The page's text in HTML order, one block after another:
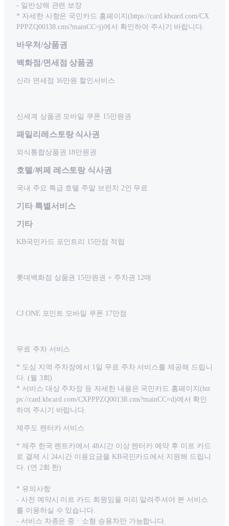
- 일반상해 관련 보장
* 자세한 사항은 국민카드 홈페이지(https://card.kbcard.com/CX
PPPZQ00138.cms?mainCC=j)에서 확인하여 주시기 바랍니다.
바우처/상품권
백화점/면세점 상품권
신라 면세점 16만원 할인서비스
신세계 상품권 모바일 쿠폰 15만원권
패밀리레스토랑 식사권
외식통합상품권 18만원권
호텔/뷔페 레스토랑 식사권
국내 주요 특급 호텔 주말 브런치 2인 무료
기타 특별서비스
기타
KB국민카드 포인트리 15만점 적립
롯데백화점 상품권 15만원권 + 주차권 12매
CJ ONE 포인트 모바일 쿠폰 17만점
무료 주차 서비스
* 도심 지역 주차장에서 1일 무료 주차 서비스를 제공해 드립니
다. (월 3회)
* 서비스 대상 주차장 등 자세한 내용은 국민카드 홈페이지(htt
ps://card.kbcard.com/CXPPPZQ00138.cms?mainCC=d)에서 확인
하여 주시기 바랍니다.
제주도 렌터카 서비스
* 제주 한국 렌트카에서 48시간 이상 렌터카 예약 후 미르 카드
로 결제 시 24시간 이용요금을 KB국민카드에서 지원해 드립니
다. (연 2회 한)
* 유의사항
- 사전 예약시 미르 카드 회원임을 미리 알려주셔야 본 서비스
를 이용하실 수 있습니다.
- 서비스 차종은 중ㆍ소형 승용차만 가능합니다.